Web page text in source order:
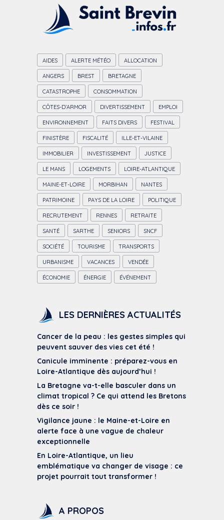
AIDES ALERTE MÉTÉO ALLOCATION
ANGERS BREST BRETAGNE
CATASTROPHE CONSOMMATION
CÔTES-D’ARMOR DIVERTISSEMENT EMPLOI
ENVIRONNEMENT FAITS DIVERS FESTIVAL
FINISTÈRE FISCALITÉ ILLE-ET-VILAINE
IMMOBILIER INVESTISSEMENT JUSTICE
LE MANS LOGEMENTS LOIRE-ATLANTIQUE
MAINE-ET-LOIRE MORBIHAN NANTES
PATRIMOINE PAYS DE LA LOIRE POLITIQUE
RECRUTEMENT RENNES RETRAITE
SANTÉ SARTHE SENIORS SNCF
SOCIÉTÉ TOURISME TRANSPORTS
URBANISME VACANCES VENDÉE
ÉCONOMIE ÉNERGIE ÉVÉNEMENT
LES DERNIÈRES ACTUALITÉS
Cancer de la peau : les gestes simples qui
peuvent sauver des vies cet été !
Canicule imminente : préparez-vous en
Loire-Atlantique dès aujourd’hui !
La Bretagne va-t-elle basculer dans un
climat tropical ? Ce qui attend les Bretons
dès ce soir !
Vigilance jaune : le Maine-et-Loire en
alerte face à une vague de chaleur
exceptionnelle
En Loire-Atlantique, un lieu
emblématique va changer de visage : ce
projet pourrait tout transformer !
A PROPOS